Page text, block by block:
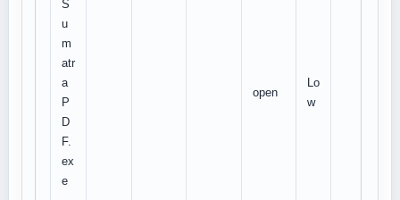
S
u
m
atr
a
P
D
F.
ex
e
open
Lo
w